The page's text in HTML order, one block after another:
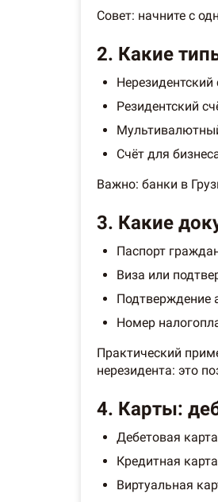
Совет: начните с
2. Какие
Резидентский
Счёт для
Важно: банки в
3. Какие
Паспорт
Виза или
Подтверждение
Номер
Практический
нерезидента: это
4. Карты:
Дебетовая
Кредитная
Виртуальная